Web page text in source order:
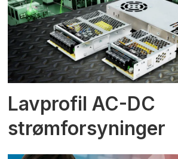
Lavprofil AC-DC
strømforsyninger